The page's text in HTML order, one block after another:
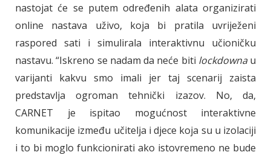
nastojat će se putem određenih alata organizirati
online nastava uživo, koja bi pratila uvriježeni
raspored sati i simulirala interaktivnu učioničku
nastavu. “Iskreno se nadam da neće biti lockdownau
varijanti kakvu smo imali jer taj scenarij zaista
predstavlja ogroman tehnički izazov. No, da,
CARNET je ispitao mogućnost interaktivne
komunikacije između učitelja i djece koja su u izolaciji
i to bi moglo funkcionirati ako istovremeno ne bude